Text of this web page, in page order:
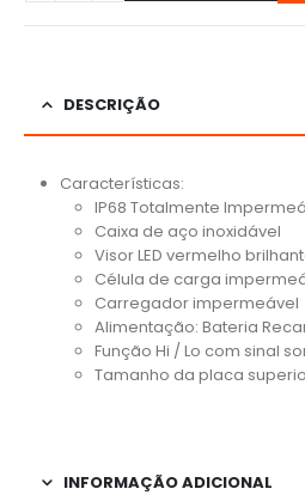
DESCRIÇÃO
Características:
IP68 Totalmente
Caixa de aço inoxidável
Visor LED vermelho
Célula de carga
Carregador impermeável
Alimentação: Bateria
Função Hi / Lo com sinal
Tamanho da placa
INFORMAÇÃO ADICIONAL